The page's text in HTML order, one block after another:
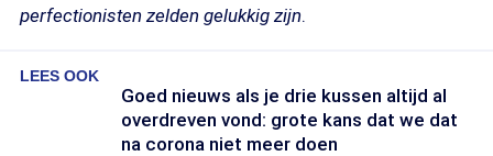
perfectionisten zelden gelukkig zijn.
LEES OOK
Goed nieuws als je drie kussen altijd al
overdreven vond: grote kans dat we dat
na corona niet meer doen